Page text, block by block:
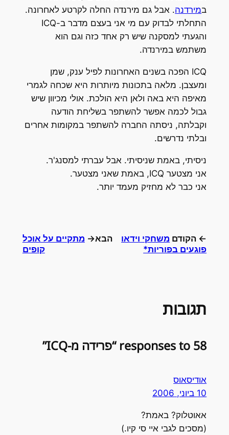
במירדנה. אבל גם מירנדה החלה לקרטע לאחרונה.
התחלתי לבדוק עם מי אני בעצם מדבר ב-ICQ
והגעתי למסקנה שיש רק אחד כזה וגם הוא
משתמש במירנדה.
ICQ הפכה בשנים האחרונות לפיל ענק, שמן
ומעצבן. מלאה בתכונות מיותרות היא שכחה לגמרי
מאיפה היא באה ולאן היא הולכת. אולי מכיוון שיש
גבול לכמה אפשר להשתפר בשליחת הודעה
וקבלתה, ניסתה החברה להשתפר במקומות אחרים
ובלתי נדרשים.
ניסיתי, באמת שניסיתי. אבל עברתי למסנג'ר.
אני מצטער ICQ, באמת שאני מצטער.
אני כבר לא מחזיק מעמד יותר.
← הקודם משחקי וידאו
פוגעים בפוריות*
הבא→ מתקיים על אוכל
קופים
תגובות
58 responses to “פרידה מ-ICQ”
אודיסאוס
10 ביוני, 2006
אאוטלוק? באמת?
(מסכים לגבי איי סי קיו.)